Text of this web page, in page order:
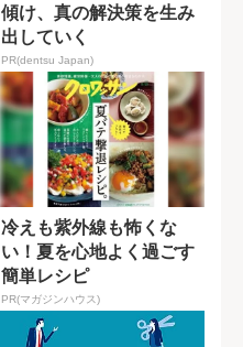
傾け、真の解決策を生み
出していく
PR(dentsu Japan)
冷えも紫外線も怖くな
い！夏を心地よく過ごす
簡単レシピ
PR(マガジンハウス)